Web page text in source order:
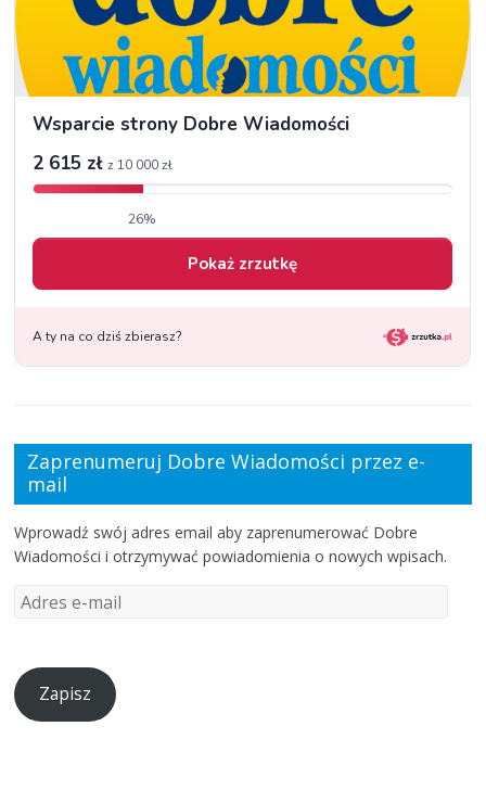
Zaprenumeruj Dobre Wiadomości przez e-
mail
Wprowadź swój adres email aby zaprenumerować Dobre
Wiadomości i otrzymywać powiadomienia o nowych wpisach.
Zapisz